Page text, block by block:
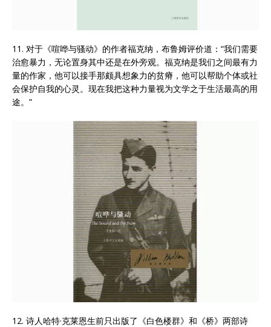
11. 对于《喧哗与骚动》的作者福克纳，布鲁姆评价道：“我们需要
治愈暴力，无论置身其中还是在外旁观。福克纳是我们之间最有力
量的作家，他可以接手那颇具想象力的贫瘠，他可以帮助个体或社
会保护自我的心灵。现在我把这种力量视为文学之于生活最高的用
途。”
12. 诗人哈特·克莱恩生前只出版了《白色楼群》和《桥》两部诗